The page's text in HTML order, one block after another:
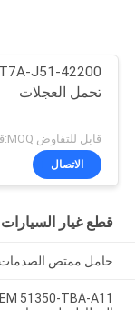
تحمل العجلات
الاتصال
قطع غيار السيارات
حامل ممتص الصدمات OEM 51920-TG5-C01 لهوندا جاز